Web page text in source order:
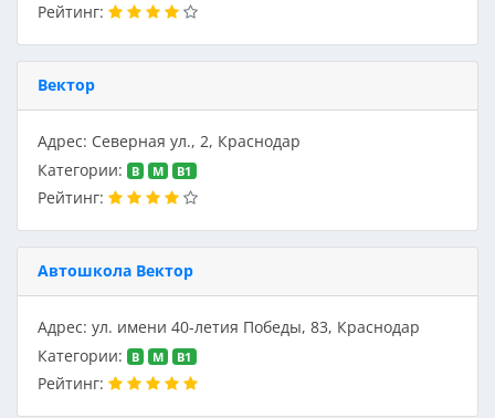
Рейтинг:
Вектор
Адрес: Северная ул., 2, Краснодар
Категории:
B M В1
Рейтинг:
Автошкола Вектор
Адрес: ул. имени 40-летия Победы, 83, Краснодар
Категории:
B M В1
Рейтинг: